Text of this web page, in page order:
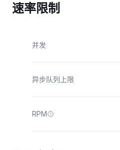
速率限制
并发
异步队列上限
RPM